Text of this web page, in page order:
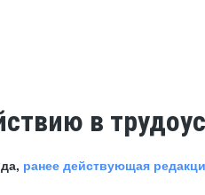
в
ранее действующая